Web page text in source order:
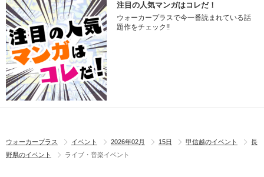
注目の人気マンガはコレだ！
ウォーカープラスで今一番読まれている話
題作をチェック!!
ウォーカープラス イベント 2026年02月 15日 甲信越のイベント
長
野県のイベント
ライブ・音楽イベント